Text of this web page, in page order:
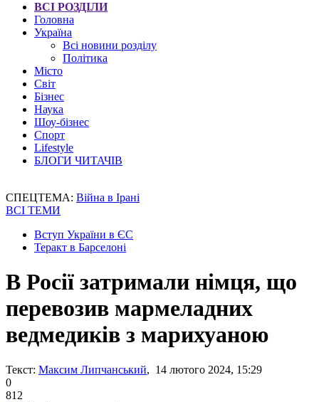
ВСІ РОЗДІЛИ
Головна
Україна
Всі новини розділу
Політика
Місто
Світ
Бізнес
Наука
Шоу-бізнес
Спорт
Lifestyle
БЛОГИ ЧИТАЧІВ
СПЕЦТЕМА: Війна в Ірані
ВСІ ТЕМИ
Вступ України в ЄС
Теракт в Барселоні
В Росії затримали німця, що
перевозив мармеладних
ведмедиків з марихуаною
Текст: Максим Липчанський, 14 лютого 2024, 15:29
0
812